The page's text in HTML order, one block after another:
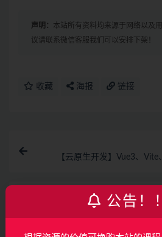
声明： 本站所有资料均来源于网络以及
议请联系微信客服我们可以安排下架！
收藏 海报 链接
【云原生开发】Vue3、
AI 大模型全栈工程师培养计划（第八
公告！